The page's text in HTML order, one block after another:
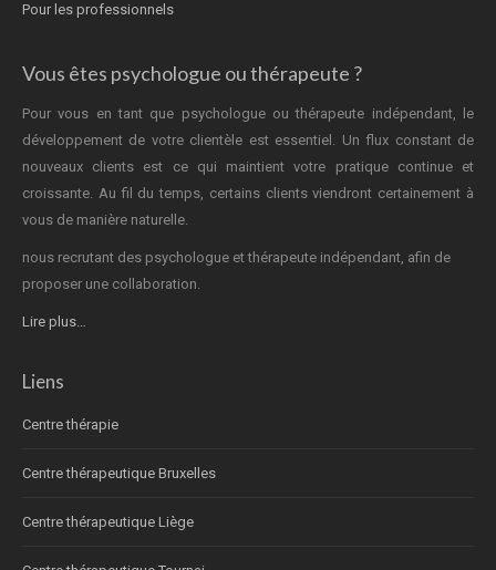
Pour les professionnels
Vous êtes psychologue ou thérapeute ?
Pour vous en tant que psychologue ou thérapeute indépendant, le
développement de votre clientèle est essentiel. Un flux constant de
nouveaux clients est ce qui maintient votre pratique continue et
croissante. Au fil du temps, certains clients viendront certainement à
vous de manière naturelle.
nous recrutant des psychologue et thérapeute indépendant, afin de
proposer une collaboration.
Lire plus…
Liens
Centre thérapie
Centre thérapeutique Bruxelles
Centre thérapeutique Liège